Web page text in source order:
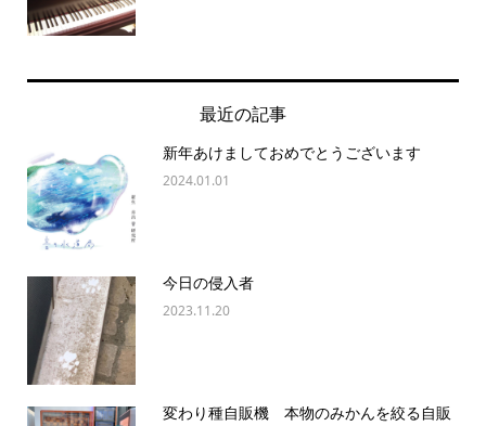
最近の記事
新年あけましておめでとうございます
2024.01.01
今日の侵入者
2023.11.20
変わり種自販機 本物のみかんを絞る自販